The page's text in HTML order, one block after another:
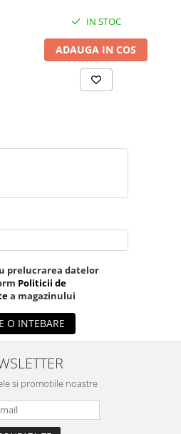
IN STOC
ADAUGA IN COS
prelucrarea datelor
Politicii de
a magazinului
O INTEBARE
si promotiile noastre